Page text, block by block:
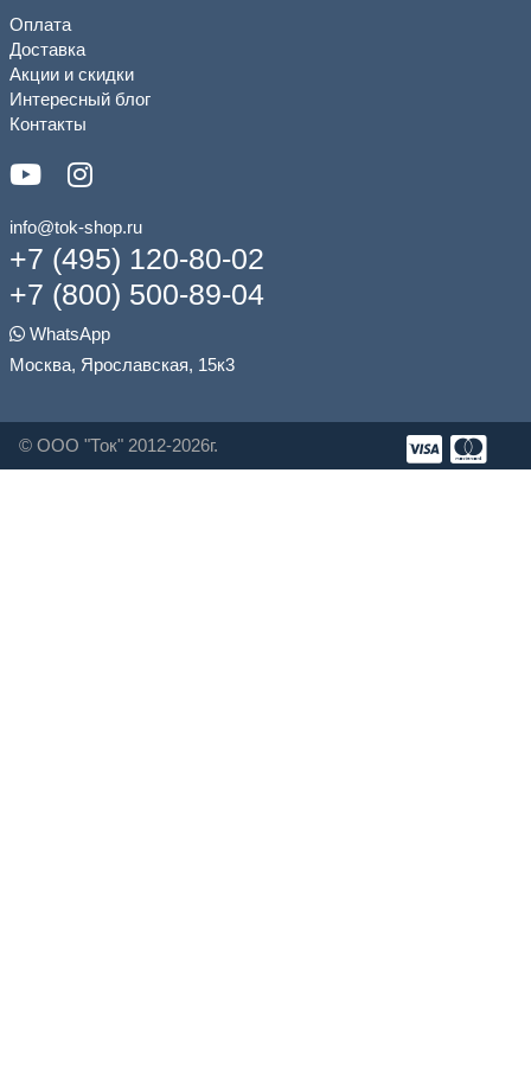
Оплата
Доставка
Акции и скидки
Интересный блог
Контакты
info@tok-shop.ru
+7 (495) 120-80-02
+7 (800) 500-89-04
WhatsApp
Москва, Ярославская, 15к3
© ООО "Ток" 2012-2026г.